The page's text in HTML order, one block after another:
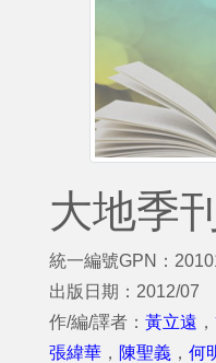
大地季刊
統一編號GPN：
出版日期：2012/07
作/編/譯者： 黃立遠 ，
張緯華 ， 陳聖義 ， 何